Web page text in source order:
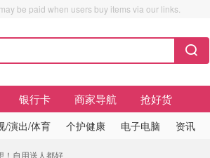
be paid when users buy items via our links.
银行卡 商家导航 抢好货
/演出/体育 个护健康 电子电脑 资讯
！自用送人都好